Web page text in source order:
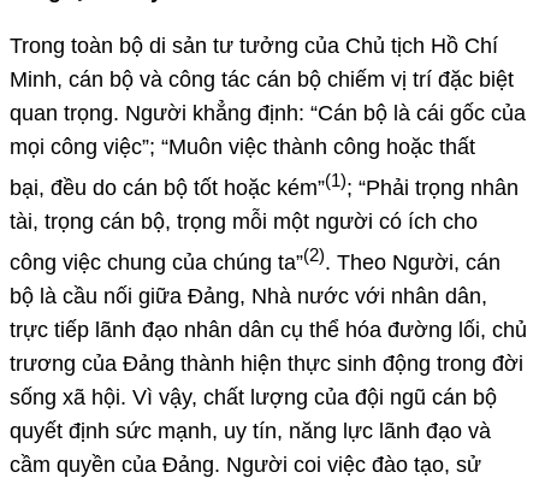
Trong toàn bộ di sản tư tưởng của Chủ tịch Hồ Chí
Minh, cán bộ và công tác cán bộ chiếm vị trí đặc biệt
quan trọng. Người khẳng định: “Cán bộ là cái gốc của
mọi công việc”; “Muôn việc thành công hoặc thất
bại, đều do cán bộ tốt hoặc kém”(1); “Phải trọng nhân
tài, trọng cán bộ, trọng mỗi một người có ích cho
công việc chung của chúng ta”(2). Theo Người, cán
bộ là cầu nối giữa Đảng, Nhà nước với nhân dân,
trực tiếp lãnh đạo nhân dân cụ thể hóa đường lối, chủ
trương của Đảng thành hiện thực sinh động trong đời
sống xã hội. Vì vậy, chất lượng của đội ngũ cán bộ
quyết định sức mạnh, uy tín, năng lực lãnh đạo và
cầm quyền của Đảng. Người coi việc đào tạo, sử